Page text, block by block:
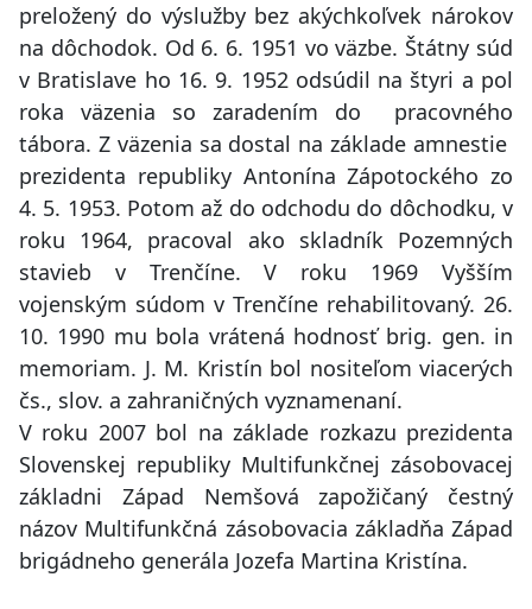
preložený do výslužby bez akýchkoľvek nárokov
na dôchodok. Od 6. 6. 1951 vo väzbe. Štátny súd
v Bratislave ho 16. 9. 1952 odsúdil na štyri a pol
roka väzenia so zaradením do pracovného
tábora. Z väzenia sa dostal na základe amnestie
prezidenta republiky Antonína Zápotockého zo
4. 5. 1953. Potom až do odchodu do dôchodku, v
roku 1964, pracoval ako skladník Pozemných
stavieb v Trenčíne. V roku 1969 Vyšším
vojenským súdom v Trenčíne rehabilitovaný. 26.
10. 1990 mu bola vrátená hodnosť brig. gen. in
memoriam. J. M. Kristín bol nositeľom viacerých
čs., slov. a zahraničných vyznamenaní.
V roku 2007 bol na základe rozkazu prezidenta
Slovenskej republiky Multifunkčnej zásobovacej
základni Západ Nemšová zapožičaný čestný
názov Multifunkčná zásobovacia základňa Západ
brigádneho generála Jozefa Martina Kristína.